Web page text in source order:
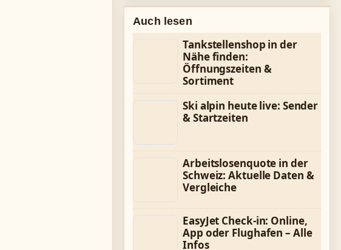
Auch lesen
Tankstellenshop in der
Nähe finden:
Öffnungszeiten &
Sortiment
Ski alpin heute live: Sender
& Startzeiten
Arbeitslosenquote in der
Schweiz: Aktuelle Daten &
Vergleiche
EasyJet Check-in: Online,
App oder Flughafen – Alle
Infos